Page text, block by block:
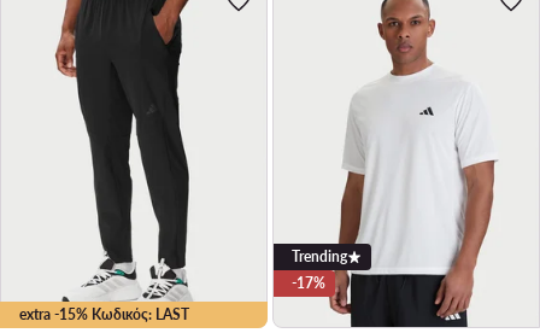
extra -15% Κωδικός: LAST
Trending
-17%